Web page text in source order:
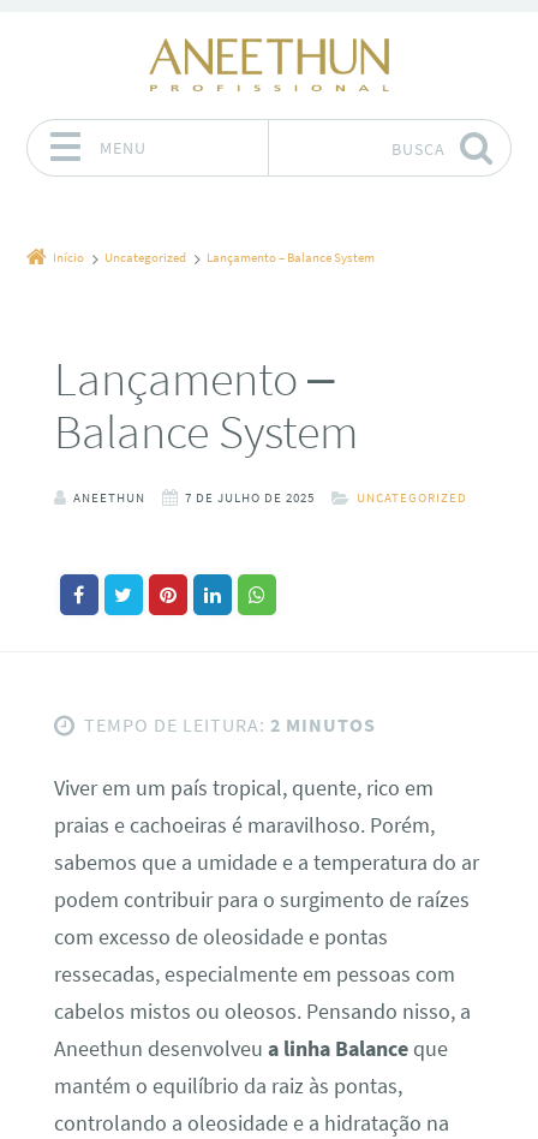
MENU BUSCA
Início Uncategorized Lançamento – Balance System
Lançamento –
Balance System
ANEETHUN 7 DE JULHO DE 2025 UNCATEGORIZED
TEMPO DE LEITURA: 2 MINUTOS
Viver em um país tropical, quente, rico em
praias e cachoeiras é maravilhoso. Porém,
sabemos que a umidade e a temperatura do ar
podem contribuir para o surgimento de raízes
com excesso de oleosidade e pontas
ressecadas, especialmente em pessoas com
cabelos mistos ou oleosos. Pensando nisso, a
Aneethun desenvolveu a linha Balanceque
mantém o equilíbrio da raiz às pontas,
controlando a oleosidade e a hidratação na